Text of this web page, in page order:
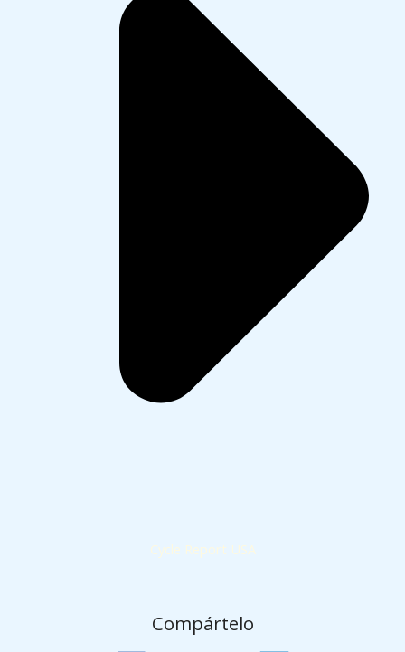
Cycle Report USA
Compártelo